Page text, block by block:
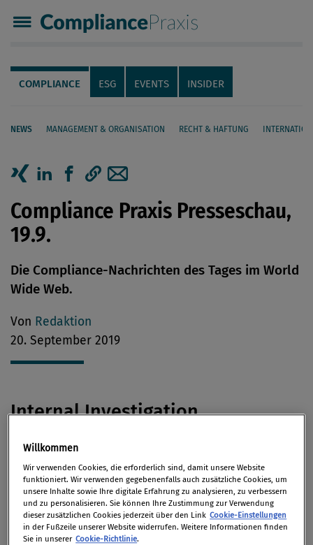
Compliance Praxis
Servicenavigation
Navigation
COMPLIANCE ESG EVENTS INSIDER
NEWS MANAGEMENT & ORGANISATION RECHT & HAFTUNG
Seiteninhalt
Artikel auf Xing teilen
Artikel auf linkedIn teilen
Artikel auf Facebook teilen
Artikellink kopieren
Artikel per Mail teilen
Compliance Praxis Presseschau,
19.9.
Die Compliance-Nachrichten des Tages im World
Wide Web.
Von Redaktion
20. September 2019
Internal Investigation
Die Staatsanwaltschaft München ermittelt wegen
unerlaubten Besitzesvertraulicher Bundeswehr-
Dokumentegegen Airbus-Mitarbeiter. 17 Angestellte
wurden nachSPIEGEL-Informationenbereits
freigestellt.
Willkommen
Wir verwenden Cookies, die erforderlich sind, damit unsere Website
funktioniert. Wir verwenden gegebenenfalls auch zusätzliche Cookies, um
unsere Inhalte sowie Ihre digitale Erfahrung zu analysieren, zu verbessern
und zu personalisieren. Sie können Ihre Zustimmung zur Verwendung
dieser zusätzlichen Cookies jederzeit über den Link Cookie-Einstellungen
in der Fußzeile unserer Website widerrufen. Weitere Informationen finden
Sie in unserer Cookie-Richtlinie.